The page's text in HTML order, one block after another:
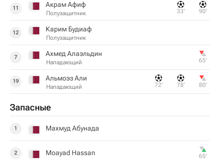
11 Акрам Афиф
Полузащитник 33‎’‎ 90‎’‎
12 Карим Будиаф
Полузащитник
7 Ахмед Алаэльдин
Нападающий 65‎’‎
19 Альмоэз Али
Нападающий 72‎’‎ 78‎’‎ 80‎’‎
Запасные
1 Махмуд Абунада
2 Moayad Hassan 65‎’‎